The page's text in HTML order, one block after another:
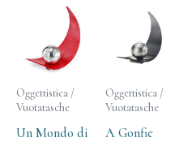
Oggettistica /
Vuotatasche
Un Mondo di
Oggettistica /
Vuotatasche
A Gonfie